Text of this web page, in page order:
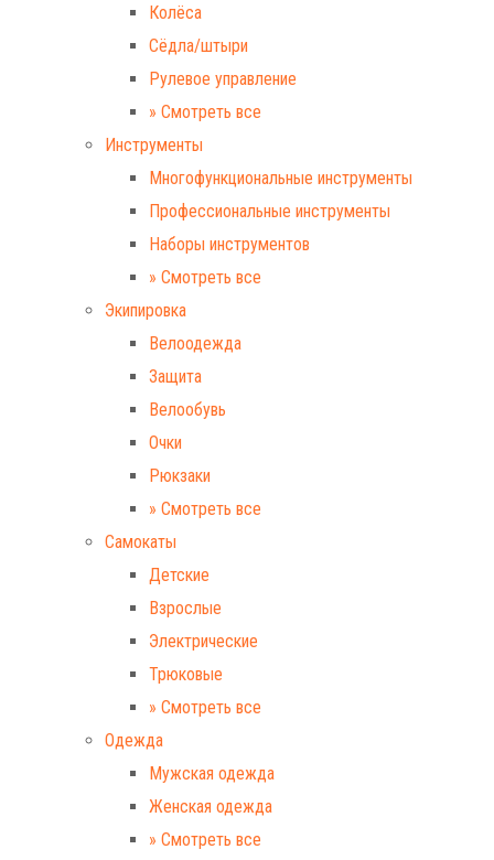
Колёса
Сёдла/штыри
Рулевое управление
» Смотреть все
Инструменты
Многофункциональные инструменты
Профессиональные инструменты
Наборы инструментов
» Смотреть все
Экипировка
Велоодежда
Защита
Велообувь
Очки
Рюкзаки
» Смотреть все
Самокаты
Детские
Взрослые
Электрические
Трюковые
» Смотреть все
Одежда
Мужская одежда
Женская одежда
» Смотреть все